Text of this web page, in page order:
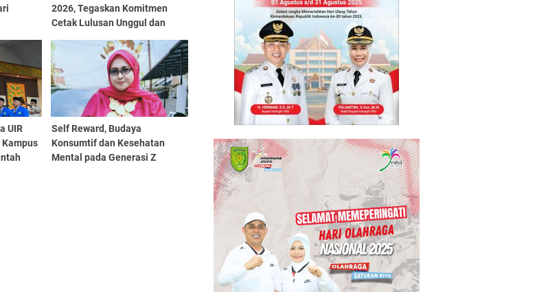
2026, Tegaskan Komitmen
Cetak Lulusan Unggul dan
UIR
Self Reward, Budaya
Konsumtif dan Kesehatan
Mental pada Generasi Z